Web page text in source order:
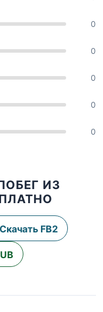
0
0
0
0
0
ИЗ
Скачать FB2